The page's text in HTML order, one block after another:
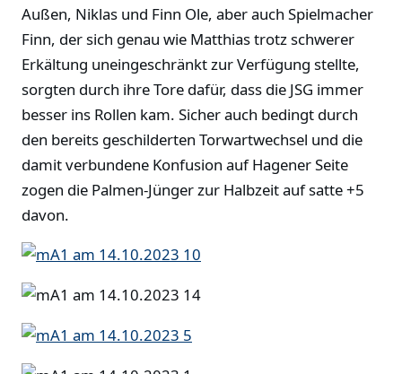
Außen, Niklas und Finn Ole, aber auch Spielmacher
Finn, der sich genau wie Matthias trotz schwerer
Erkältung uneingeschränkt zur Verfügung stellte,
sorgten durch ihre Tore dafür, dass die JSG immer
besser ins Rollen kam. Sicher auch bedingt durch
den bereits geschilderten Torwartwechsel und die
damit verbundene Konfusion auf Hagener Seite
zogen die Palmen-Jünger zur Halbzeit auf satte +5
davon.